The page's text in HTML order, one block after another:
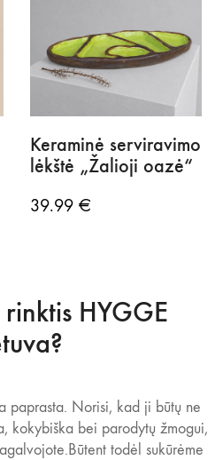
Keraminė serviravimo
lėkštė „Žalioji oazė“
39.99 €
HYGGE
paprasta. Norisi, kad ji būtų ne
kokybiška bei parodytų žmogui,
todėl sukūrėme